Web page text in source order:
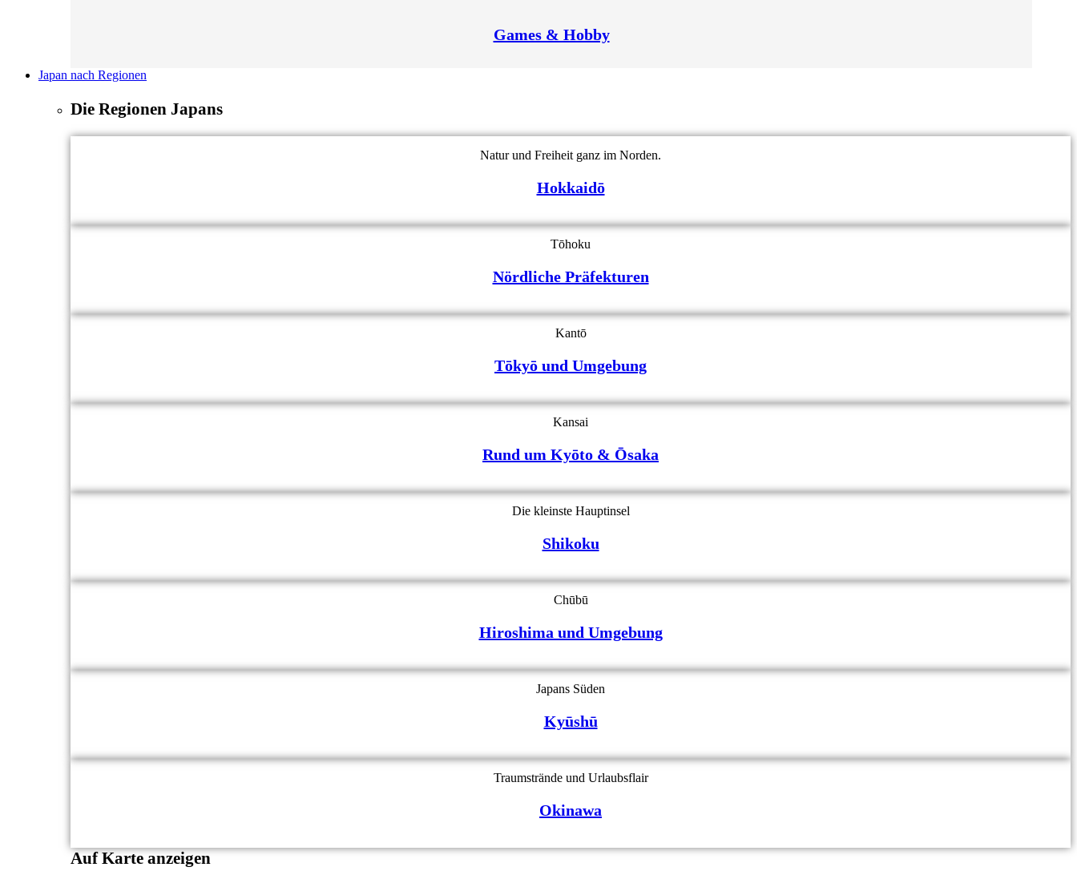
Games & Hobby
Japan nach Regionen
Die Regionen Japans
Natur und Freiheit ganz im Norden.
Hokkaidō
Tōhoku
Nördliche Präfekturen
Kantō
Tōkyō und Umgebung
Kansai
Rund um Kyōto & Ōsaka
Die kleinste Hauptinsel
Shikoku
Chūbū
Hiroshima und Umgebung
Japans Süden
Kyūshū
Traumstrände und Urlaubsflair
Okinawa
Auf Karte anzeigen